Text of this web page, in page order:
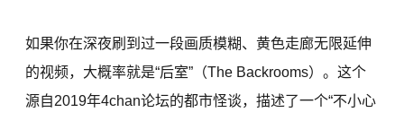
如果你在深夜刷到过一段画质模糊、黄色走廊无限延伸
的视频，大概率就是“后室”（The Backrooms）。这个
源自2019年4chan论坛的都市怪谈，描述了一个“不小心